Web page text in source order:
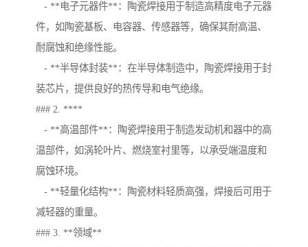
- **电子元器件**：陶瓷焊接用于制造高精度电子元器
件，如陶瓷基板、电容器、传感器等，确保其耐高温、
耐腐蚀和绝缘性能。
- **半导体封装**：在半导体制造中，陶瓷焊接用于封
装芯片，提供良好的热传导和电气绝缘。
### 2. ****
- **高温部件**：陶瓷焊接用于制造发动机和器中的高
温部件，如涡轮叶片、燃烧室衬里等，以承受端温度和
腐蚀环境。
- **轻量化结构**：陶瓷材料轻质高强，焊接后可用于
减轻器的重量。
### 3. **领域**